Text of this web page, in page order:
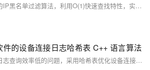
本文设计基于哈希表的IP黑名单过滤算法，利用O(1)快速查找特性，实现局域网电脑上网的高效管控。通过PHP关联数组构建黑名单，支持实时拦截、动态增删与自动过期清理，适用于50-500台终端场景，显著降低网络延迟，提升管控灵活性与响应速度。
的设备连接日志哈希表 C++ 语言算法
针对局域网监控软件日志查询效率低的问题，采用哈希表优化设备连接日志管理。通过IP哈希映射实现O(1)级增删查操作，结合链地址法解决冲突，显著提升500+设备环境下的实时处理性能，内存占用低且易于扩展，有效支撑高并发日志操作。